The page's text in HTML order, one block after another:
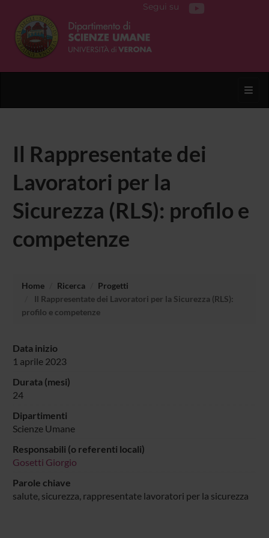
Segui su
Il Rappresentate dei
Lavoratori per la
Sicurezza (RLS): profilo e
competenze
Home Ricerca
Progetti
Il Rappresentate dei Lavoratori per la Sicurezza (RLS):
profilo e competenze
Data inizio
1 aprile 2023
Durata (mesi)
24
Dipartimenti
Scienze Umane
Responsabili (o referenti locali)
Gosetti Giorgio
Parole chiave
salute, sicurezza, rappresentate lavoratori per la sicurezza